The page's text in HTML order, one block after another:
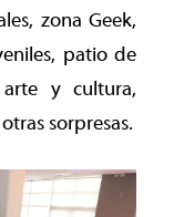
zona Geek,
patio de
arte y cultura,
sorpresas.